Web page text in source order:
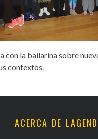
con la bailarina sobre
contextos.
ACERCA DE